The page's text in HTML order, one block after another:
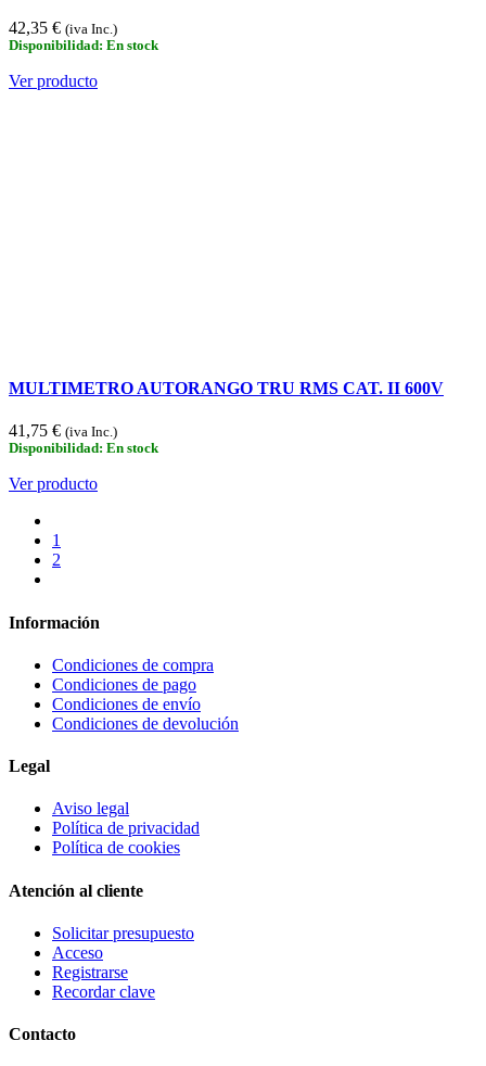
42,35 € (iva Inc.)
Disponibilidad: En stock
Ver producto
MULTIMETRO AUTORANGO TRU RMS CAT. II 600V
41,75 € (iva Inc.)
Disponibilidad: En stock
Ver producto
1
2
Información
Condiciones de compra
Condiciones de pago
Condiciones de envío
Condiciones de devolución
Legal
Aviso legal
Política de privacidad
Política de cookies
Atención al cliente
Solicitar presupuesto
Acceso
Registrarse
Recordar clave
Contacto